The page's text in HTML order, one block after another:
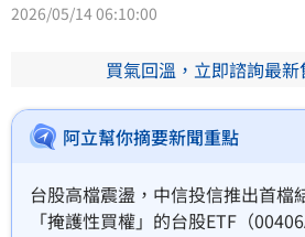
2026/05/14 06:10:00
買氣回溫，立即諮詢最新
阿立幫你摘要新聞重點
台股高檔震盪，中信投信推出首檔
「掩護性買權」的台股ETF（